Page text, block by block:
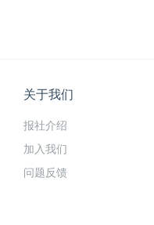
关于我们
报社介绍
加入我们
问题反馈